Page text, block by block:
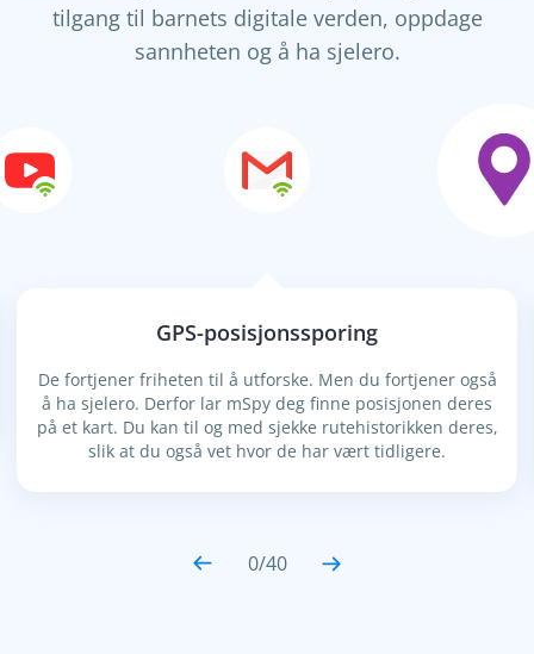
tilgang til barnets digitale verden, oppdage
sannheten og å ha sjelero.
GPS-posisjonssporing
De fortjener friheten til å utforske. Men du fortjener også
å ha sjelero. Derfor lar mSpy deg finne posisjonen deres
på et kart. Du kan til og med sjekke rutehistorikken deres,
slik at du også vet hvor de har vært tidligere.
0/40